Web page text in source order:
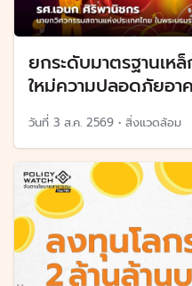
ยกระดับมาตรฐานเห
ใหม่ความปลอดภัยอา
วันที่ 3 ส.ค. 2569 • สิ่งแวดล้อม